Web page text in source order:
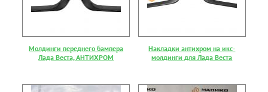
Молдинги переднего бампера
Лада Веста, АНТИХРОМ
Накладки антихром на икс-
молдинги для Лада Веста